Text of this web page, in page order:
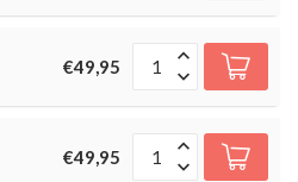
€49,95
€49,95